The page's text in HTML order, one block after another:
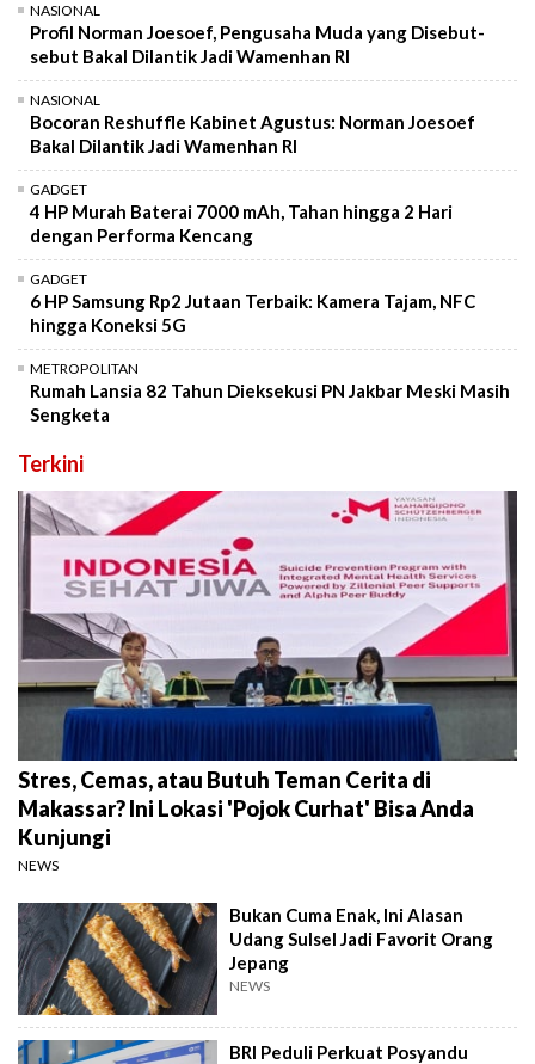
NASIONAL
Profil Norman Joesoef, Pengusaha Muda yang Disebut-
sebut Bakal Dilantik Jadi Wamenhan RI
NASIONAL
Bocoran Reshuffle Kabinet Agustus: Norman Joesoef
Bakal Dilantik Jadi Wamenhan RI
GADGET
4 HP Murah Baterai 7000 mAh, Tahan hingga 2 Hari
dengan Performa Kencang
GADGET
6 HP Samsung Rp2 Jutaan Terbaik: Kamera Tajam, NFC
hingga Koneksi 5G
METROPOLITAN
Rumah Lansia 82 Tahun Dieksekusi PN Jakbar Meski Masih
Sengketa
Terkini
Stres, Cemas, atau Butuh Teman Cerita di
Makassar? Ini Lokasi 'Pojok Curhat' Bisa Anda
Kunjungi
NEWS
Bukan Cuma Enak, Ini Alasan
Udang Sulsel Jadi Favorit Orang
Jepang
NEWS
BRI Peduli Perkuat Posyandu